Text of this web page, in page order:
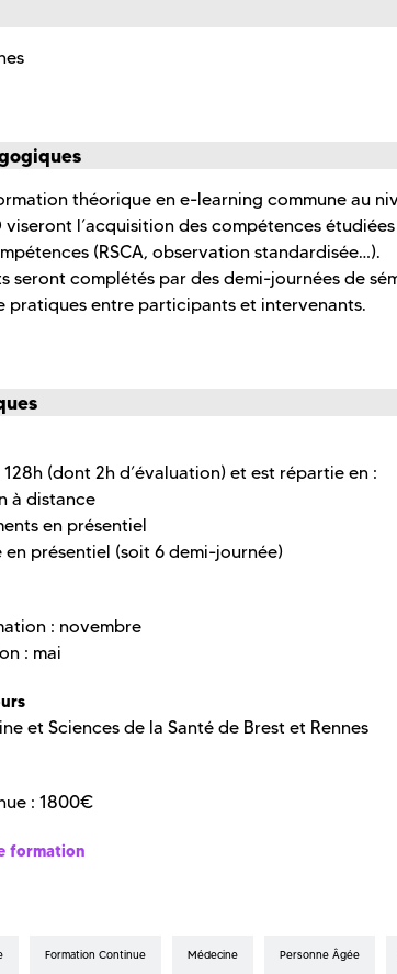
théorique en e-learning commune au
viseront l’acquisition des compétences
(RSCA, observation standardisée…).
seront complétés par des demi-journées de
pratiques entre participants et intervenants.
(dont 2h d’évaluation) et est répartie en :
à distance
en présentiel
en présentiel (soit 6 demi-journée)
: novembre
: mai
et Sciences de la Santé de Brest et Rennes
: 1800€
formation
Formation Continue Médecine Personne Âgée